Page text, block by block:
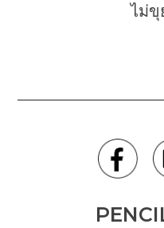
ไม่ขุ